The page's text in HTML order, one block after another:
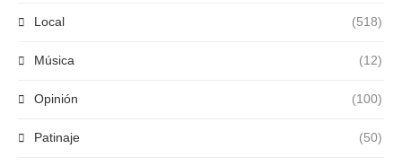
Local (518)
Música (12)
Opinión (100)
Patinaje (50)